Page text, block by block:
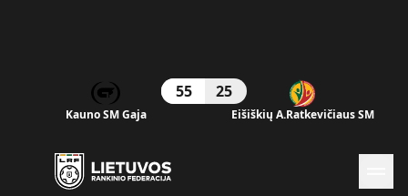
Naujienos
Rinktinės
Čempionatai
Kauno SM Gaja
55 25
Eišiškių A.Ratkevičiaus SM